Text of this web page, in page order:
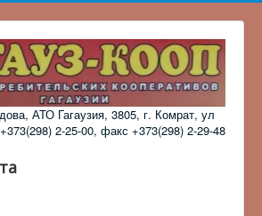
АТО Гагаузия, 3805, г. Комрат, ул
2-25-00, факс +373(298) 2-29-48